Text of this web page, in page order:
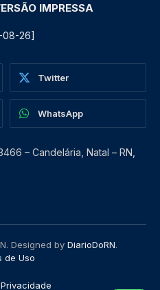
IMPRESSA
08-26]
Twitter
WhatsApp
– Candelária, Natal – RN,
Designed by DiarioDoRN.
de Uso